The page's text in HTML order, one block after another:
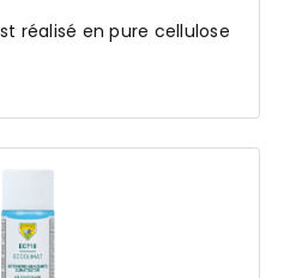
réalisé en pure cellulose